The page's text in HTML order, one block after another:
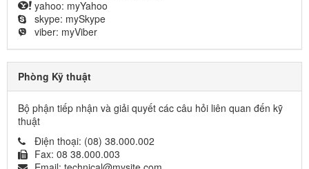
yahoo: myYahoo
skype: mySkype
viber: myViber
Phòng Kỹ thuật
Bộ phận tiếp nhận và giải quyết các câu hỏi liên quan đến kỹ
thuật
Điện thoại: (08) 38.000.002
Fax: 08 38.000.003